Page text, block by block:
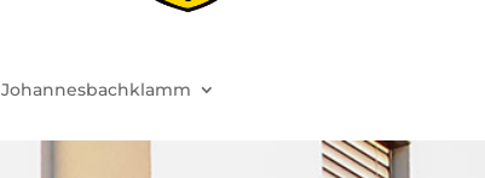
Johannesbachklamm